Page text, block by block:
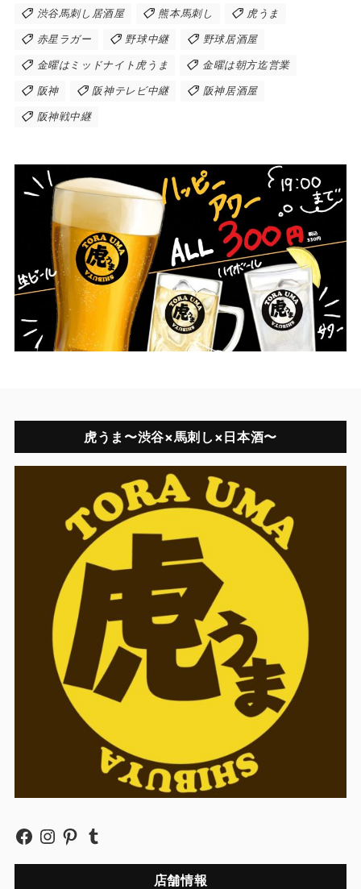
渋谷馬刺し居酒屋 熊本馬刺し 虎うま
赤星ラガー 野球中継 野球居酒屋
金曜はミッドナイト虎うま 金曜は朝方迄営業
阪神 阪神テレビ中継 阪神居酒屋
阪神戦中継
虎うま〜渋谷×馬刺し×日本酒〜
店舗情報